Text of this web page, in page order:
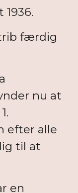
færdig
nu at
efter alle
til at
en